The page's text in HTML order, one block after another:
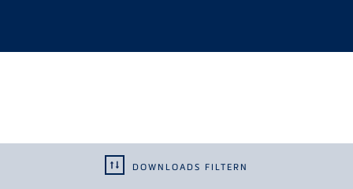
DOWNLOADS FILTERN